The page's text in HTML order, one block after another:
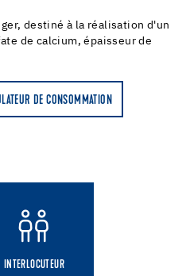
destiné à la réalisation d'un
de calcium, épaisseur de
DE CONSOMMATION
INTERLOCUTEUR